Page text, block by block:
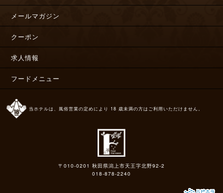
メールマガジン
クーポン
求人情報
フードメニュー
当ホテルは、風俗営業の定めにより 18 歳未満の方はご利用いただけません。
〒010-0201 秋田県潟上市天王字北野92-2
018-878-2240